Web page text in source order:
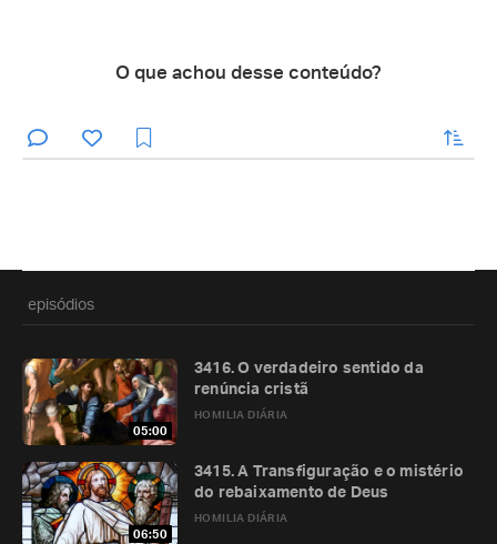
O que achou desse conteúdo?
enviar
episódios
05:00
HOMILIA DIÁRIA
3416. O verdadeiro sentido da
renúncia cristã
06:50
HOMILIA DIÁRIA
3415. A Transfiguração e o mistério
do rebaixamento de Deus